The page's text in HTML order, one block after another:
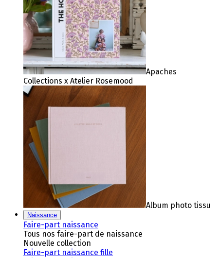
Apaches
Collections x Atelier Rosemood
Album photo tissu
Naissance
Faire-part naissance
Tous nos faire-part de naissance
Nouvelle collection
Faire-part naissance fille